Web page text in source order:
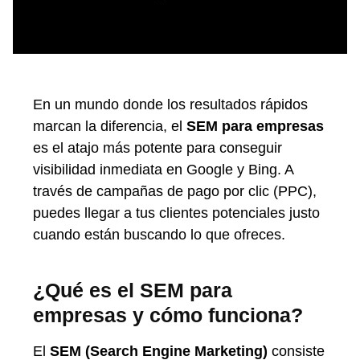
En un mundo donde los resultados rápidos
marcan la diferencia, el SEM para empresas
es el atajo más potente para conseguir
visibilidad inmediata en Google y Bing. A
través de campañas de pago por clic (PPC),
puedes llegar a tus clientes potenciales justo
cuando están buscando lo que ofreces.
¿Qué es el SEM para
empresas y cómo funciona?
El SEM (Search Engine Marketing) consiste